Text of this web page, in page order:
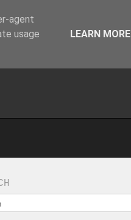
agent
usage
LEARN MORE